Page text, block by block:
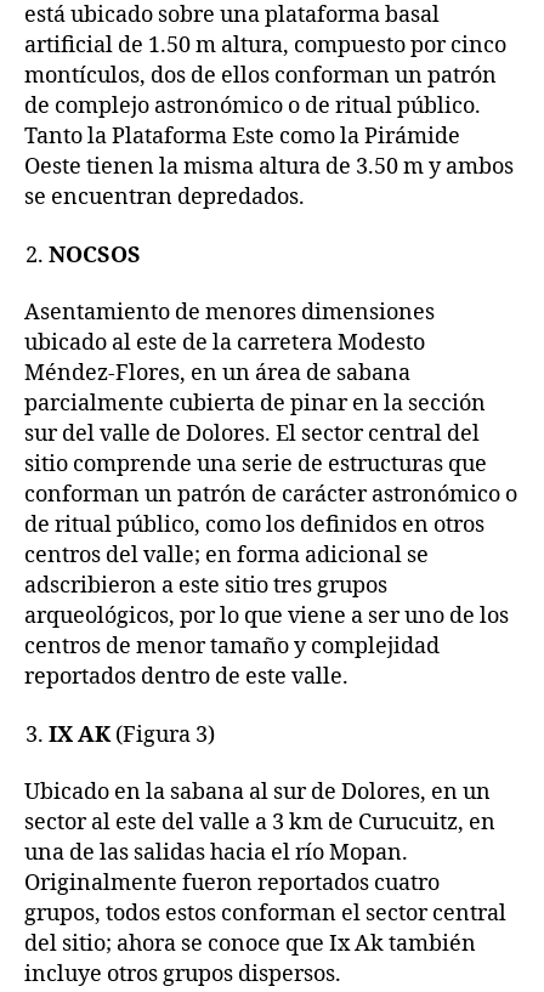
está ubicado sobre una plataforma basal
artificial de 1.50 m altura, compuesto por cinco
montículos, dos de ellos conforman un patrón
de complejo astronómico o de ritual público.
Tanto la Plataforma Este como la Pirámide
Oeste tienen la misma altura de 3.50 m y ambos
se encuentran depredados.
NOCSOS
Asentamiento de menores dimensiones
ubicado al este de la carretera Modesto
Méndez-Flores, en un área de sabana
parcialmente cubierta de pinar en la sección
sur del valle de Dolores. El sector central del
sitio comprende una serie de estructuras que
conforman un patrón de carácter astronómico o
de ritual público, como los definidos en otros
centros del valle; en forma adicional se
adscribieron a este sitio tres grupos
arqueológicos, por lo que viene a ser uno de los
centros de menor tamaño y complejidad
reportados dentro de este valle.
IX AK(Figura 3)
Ubicado en la sabana al sur de Dolores, en un
sector al este del valle a 3 km de Curucuitz, en
una de las salidas hacia el río Mopan.
Originalmente fueron reportados cuatro
grupos, todos estos conforman el sector central
del sitio; ahora se conoce que Ix Ak también
incluye otros grupos dispersos.